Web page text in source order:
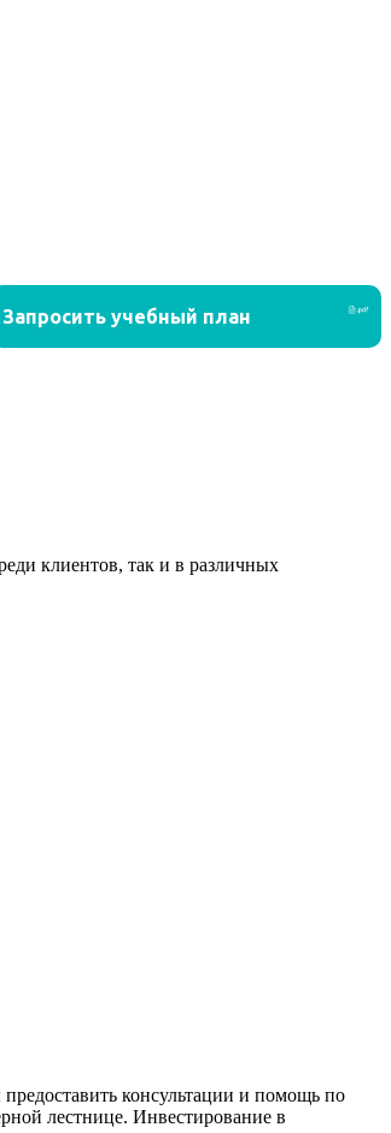
клиентов, так и в различных
консультации и помощь по
лестнице. Инвестирование в